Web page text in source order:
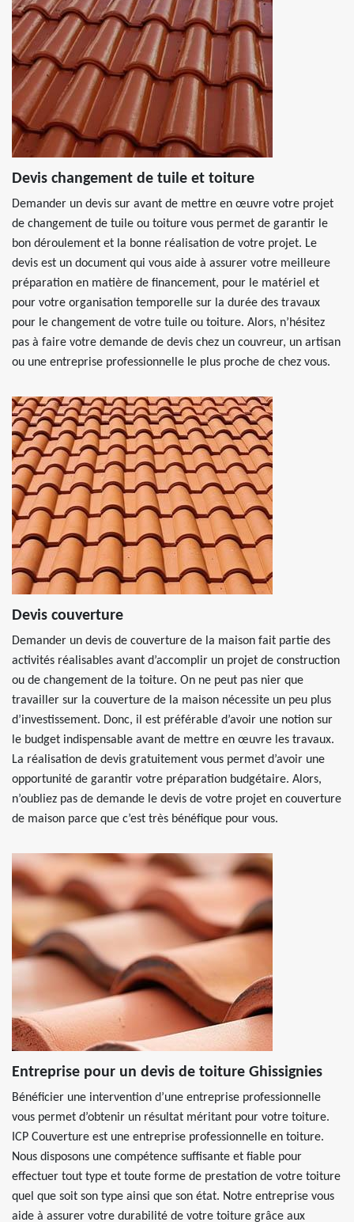
Devis changement de tuile et toiture
Demander un devis sur avant de mettre en œuvre votre projet
de changement de tuile ou toiture vous permet de garantir le
bon déroulement et la bonne réalisation de votre projet. Le
devis est un document qui vous aide à assurer votre meilleure
préparation en matière de financement, pour le matériel et
pour votre organisation temporelle sur la durée des travaux
pour le changement de votre tuile ou toiture. Alors, n’hésitez
pas à faire votre demande de devis chez un couvreur, un artisan
ou une entreprise professionnelle le plus proche de chez vous.
Devis couverture
Demander un devis de couverture de la maison fait partie des
activités réalisables avant d’accomplir un projet de construction
ou de changement de la toiture. On ne peut pas nier que
travailler sur la couverture de la maison nécessite un peu plus
d’investissement. Donc, il est préférable d’avoir une notion sur
le budget indispensable avant de mettre en œuvre les travaux.
La réalisation de devis gratuitement vous permet d’avoir une
opportunité de garantir votre préparation budgétaire. Alors,
n’oubliez pas de demande le devis de votre projet en couverture
de maison parce que c’est très bénéfique pour vous.
Entreprise pour un devis de toiture Ghissignies
Bénéficier une intervention d’une entreprise professionnelle
vous permet d’obtenir un résultat méritant pour votre toiture.
ICP Couverture est une entreprise professionnelle en toiture.
Nous disposons une compétence suffisante et fiable pour
effectuer tout type et toute forme de prestation de votre toiture
quel que soit son type ainsi que son état. Notre entreprise vous
aide à assurer votre durabilité de votre toiture grâce aux